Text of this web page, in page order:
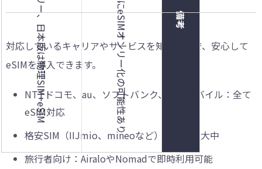
備考
対応しているキャリアやサービスを知ることで、安心して
eSIMを導入できます。
NTTドコモ、au、ソフトバンク、楽天モバイル：全て
eSIM対応
格安SIM（IIJmio、mineoなど）：対応拡大中
旅行者向け：AiraloやNomadで即時利用可能